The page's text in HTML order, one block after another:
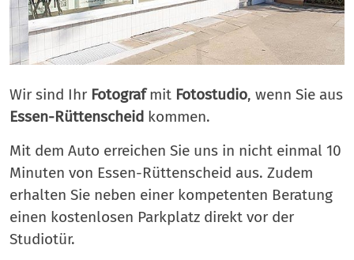
Wir sind Ihr Fotografmit Fotostudio, wenn Sie aus
Essen-Rüttenscheid kommen.
Mit dem Auto erreichen Sie uns in nicht einmal 10
Minuten von Essen-Rüttenscheid aus. Zudem
erhalten Sie neben einer kompetenten Beratung
einen kostenlosen Parkplatz direkt vor der
Studiotür.